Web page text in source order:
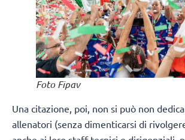
Foto Fipav
Una citazione, poi, non si può non
allenatori (senza dimenticarsi di